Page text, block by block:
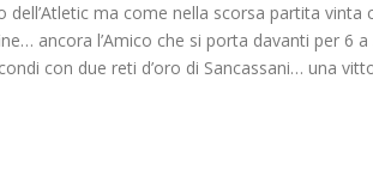
dell’Atletic ma come nella scorsa partita
ancora l’Amico che si porta davanti per
con due reti d’oro di Sancassani… una